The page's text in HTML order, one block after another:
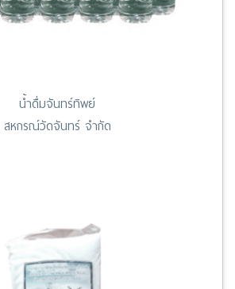
น้ำดื่มจันทร์ทิพย์
สหกรณ์วัดจันทร์ จำกัด